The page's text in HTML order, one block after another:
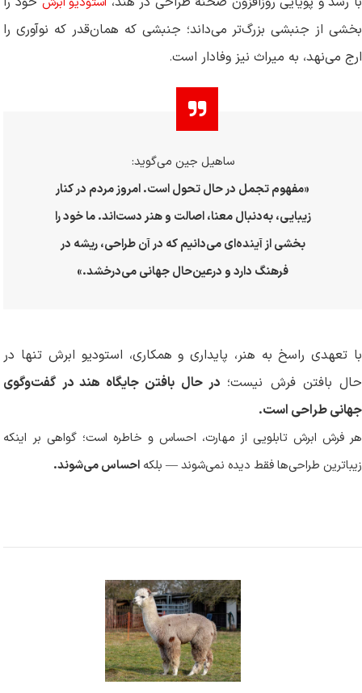
بخشی از جنبشی بزرگ‌تر می‌داند؛ جنبشی که همان‌قدر که نوآوری را
ارج می‌نهد، به میراث نیز وفادار است.
ساهیل جین می‌گوید:
«مفهوم تجمل در حال تحول است. امروز مردم در کنار
زیبایی، به‌دنبال معنا، اصالت و هنر دست‌اند. ما خود را
بخشی از آینده‌ای می‌دانیم که در آن طراحی، ریشه در
فرهنگ دارد و درعین‌حال جهانی می‌درخشد.
»
با تعهدی راسخ به هنر، پایداری و همکاری، استودیو ابرش تنها در
حال بافتن فرش نیست؛ در حال بافتن جایگاه هند در گفت‌وگوی
جهانی طراحی است.
هر فرش ابرش تابلویی از مهارت، احساس و خاطره است؛ گواهی بر اینکه
زیباترین طراحی‌ها فقط دیده نمی‌شوند — بلکه احساس می‌شوند.